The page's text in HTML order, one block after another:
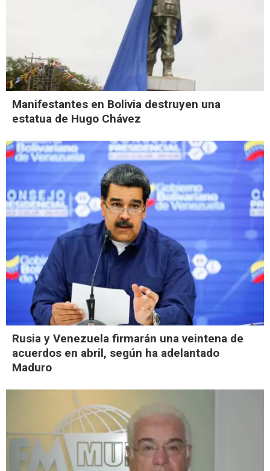
Manifestantes en Bolivia destruyen una
estatua de Hugo Chávez
Rusia y Venezuela firmarán una veintena de
acuerdos en abril, según ha adelantado
Maduro